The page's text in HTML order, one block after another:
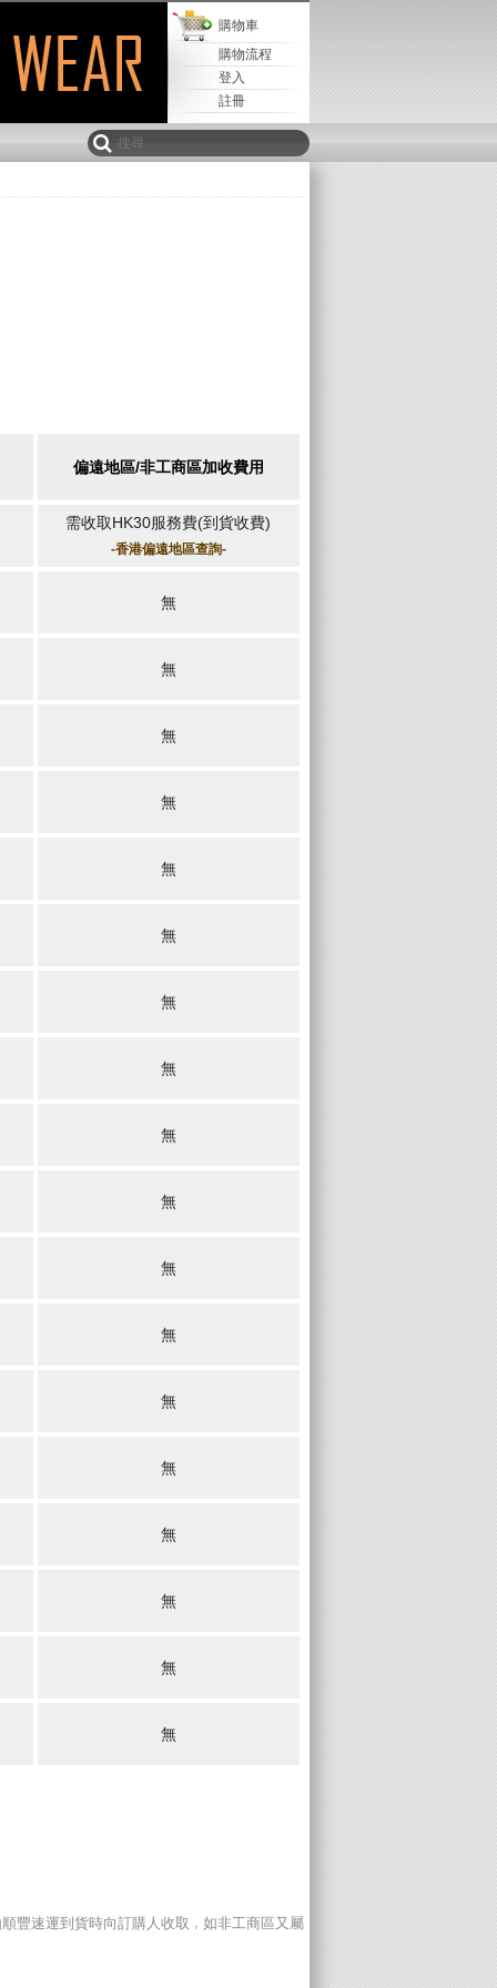
購物車
購物流程
登入
註冊
偏遠地區/非工商區加收費用
需收取HK30服務費(到貨收費)
-香港偏遠地區查詢-
無
無
無
無
無
無
無
無
無
無
無
無
無
無
無
無
無
無
豐速運到貨時向訂購人收取 , 如非工商區又屬